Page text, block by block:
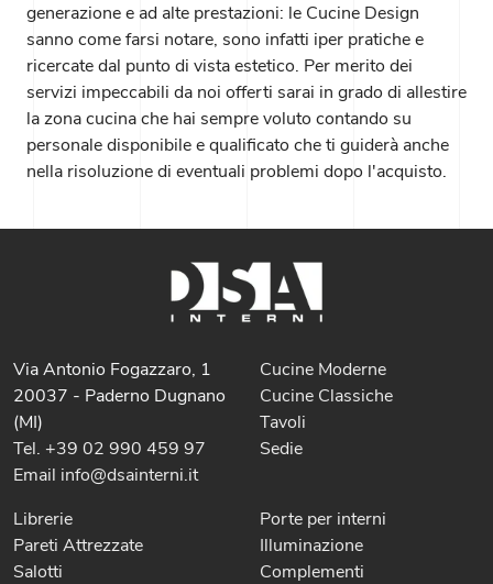
generazione e ad alte prestazioni: le Cucine Design
sanno come farsi notare, sono infatti iper pratiche e
ricercate dal punto di vista estetico. Per merito dei
servizi impeccabili da noi offerti sarai in grado di allestire
la zona cucina che hai sempre voluto contando su
personale disponibile e qualificato che ti guiderà anche
nella risoluzione di eventuali problemi dopo l'acquisto.
Via Antonio Fogazzaro, 1
20037 - Paderno Dugnano
(MI)
Tel. +39 02 990 459 97
Email info@dsainterni.it
Cucine Moderne
Cucine Classiche
Tavoli
Sedie
Librerie
Pareti Attrezzate
Salotti
Porte per interni
Illuminazione
Complementi